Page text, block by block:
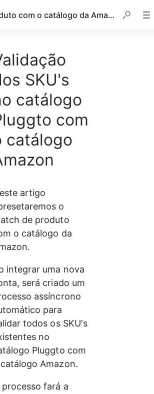
Match de produto com o catálogo da Amazon
SKU's
catálogo
com
catálogo
artigo
o
de produto
o catálogo da
integrar uma nova
será criado um
assíncrono
para
todos os SKU's
no
Pluggto com
Amazon.
processo fará a